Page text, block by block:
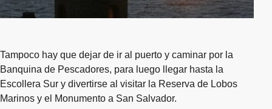
Tampoco hay que dejar de ir al puerto y caminar por la
Banquina de Pescadores, para luego llegar hasta la
Escollera Sur y divertirse al visitar la Reserva de Lobos
Marinos y el Monumento a San Salvador.